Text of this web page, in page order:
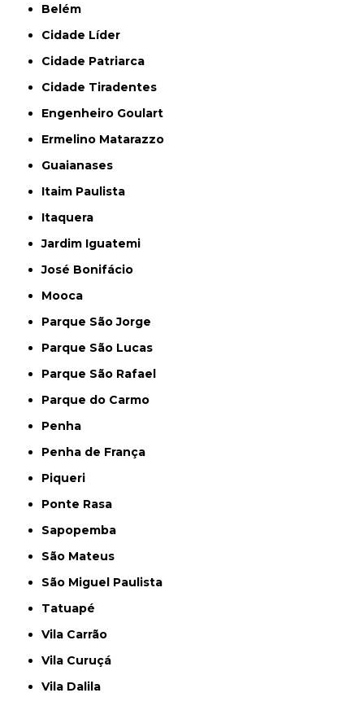
Belém
Cidade Líder
Cidade Patriarca
Cidade Tiradentes
Engenheiro Goulart
Ermelino Matarazzo
Guaianases
Itaim Paulista
Itaquera
Jardim Iguatemi
José Bonifácio
Mooca
Parque São Jorge
Parque São Lucas
Parque São Rafael
Parque do Carmo
Penha
Penha de França
Piqueri
Ponte Rasa
Sapopemba
São Mateus
São Miguel Paulista
Tatuapé
Vila Carrão
Vila Curuçá
Vila Dalila